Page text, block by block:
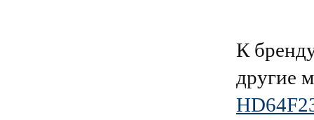
К
другие